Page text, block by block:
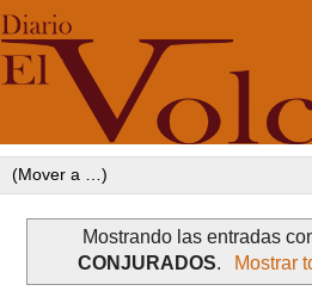
Mostrando las entradas
CONJURADOS. Mostrar